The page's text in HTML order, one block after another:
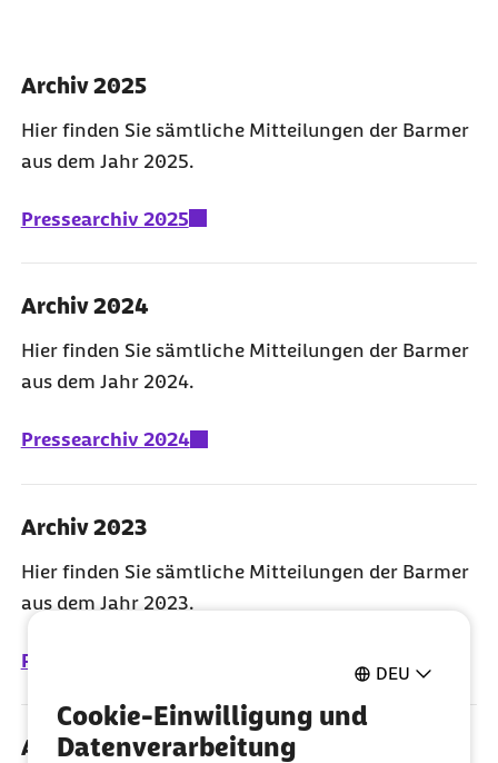
DEU
Cookie-Einwilligung und
Datenverarbeitung
Archiv 2025
Hier finden Sie sämtliche Mitteilungen der Barmer
aus dem Jahr 2025.
Pressearchiv 2025
Archiv 2024
Hier finden Sie sämtliche Mitteilungen der Barmer
aus dem Jahr 2024.
Pressearchiv 2024
Archiv 2023
Hier finden Sie sämtliche Mitteilungen der Barmer
aus dem Jahr 2023.
Pressearchiv 2023
Archiv 2022